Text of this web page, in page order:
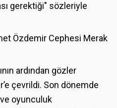
gerektiği" sözleriyle
Özdemir Cephesi Merak
ardından gözler
çevrildi. Son dönemde
ve oyunculuk